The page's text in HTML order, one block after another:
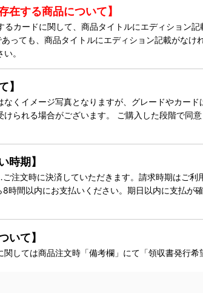
在する商品について】
カードに関して、商品タイトルにエディション
っても、商品タイトルにエディション記載がなけ
。
】
なくイメージ写真となりますが、グレードやカー
けられる場合がございます。 ご購入した段階で同
時期】
注文時に決済していただきます。請求時期はご利
時間以内にお支払いください。期日以内に支払が
いて】
しては商品注文時「備考欄」にて「領収書発行希